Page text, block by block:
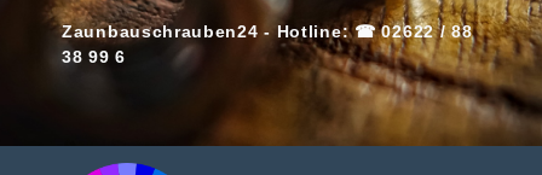
Zaunbauschrauben24 - Hotline: ☎ 02622 / 88
38 99 6